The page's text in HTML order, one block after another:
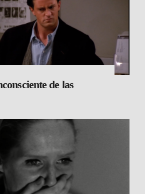
de las